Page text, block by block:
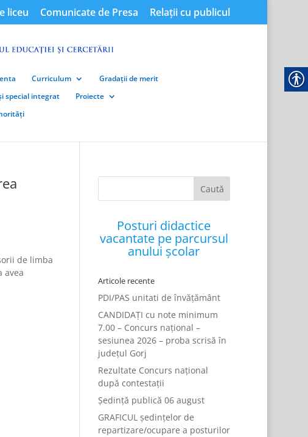
liceu Comunicate de Presa Relații cu publicul
Curriculum
Gradații de merit
special integrat
Proiecte
de limba
avea
Posturi didactice
vacantate pe parcursul
anului școlar
Articole recente
PDI/PAS unitati de învățământ
CANDIDAȚI cu note minimum
7.00 – Concurs național –
sesiunea 2026 – proba scrisă în
județul Gorj
Rezultate Concurs național
după contestații
Ședință publică 06 august
GRAFICUL ședințelor de
repartizare/ocupare a posturilor